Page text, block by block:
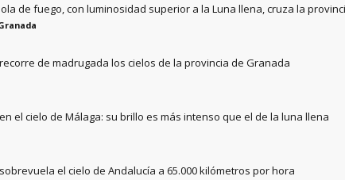
de fuego, con luminosidad superior a la Luna llena, cruza la
de madrugada los cielos de la provincia de Granada
el cielo de Málaga: su brillo es más intenso que el de la luna llena
el cielo de Andalucía a 65.000 kilómetros por hora